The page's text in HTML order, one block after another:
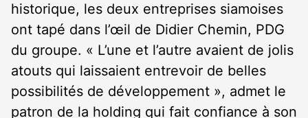
historique, les deux entreprises siamoises
ont tapé dans l’œil de Didier Chemin, PDG
du groupe. « L’une et l’autre avaient de jolis
atouts qui laissaient entrevoir de belles
possibilités de développement », admet le
patron de la holding qui fait confiance à son